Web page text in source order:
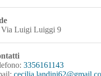
Via Luigi Luiggi 9
3356161143